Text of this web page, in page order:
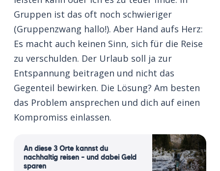
Gruppen ist das oft noch schwieriger
(Gruppenzwang hallo!). Aber Hand aufs Herz:
Es macht auch keinen Sinn, sich für die Reise
zu verschulden. Der Urlaub soll ja zur
Entspannung beitragen und nicht das
Gegenteil bewirken. Die Lösung? Am besten
das Problem ansprechen und dich auf einen
Kompromiss einlassen.
An diese 3 Orte kannst du
nachhaltig reisen – und dabei Geld
sparen